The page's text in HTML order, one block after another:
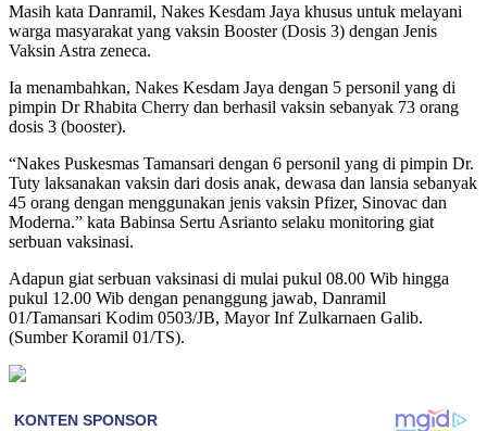
Masih kata Danramil, Nakes Kesdam Jaya khusus untuk melayani
warga masyarakat yang vaksin Booster (Dosis 3) dengan Jenis
Vaksin Astra zeneca.
Ia menambahkan, Nakes Kesdam Jaya dengan 5 personil yang di
pimpin Dr Rhabita Cherry dan berhasil vaksin sebanyak 73 orang
dosis 3 (booster).
“Nakes Puskesmas Tamansari dengan 6 personil yang di pimpin Dr.
Tuty laksanakan vaksin dari dosis anak, dewasa dan lansia sebanyak
45 orang dengan menggunakan jenis vaksin Pfizer, Sinovac dan
Moderna.” kata Babinsa Sertu Asrianto selaku monitoring giat
serbuan vaksinasi.
Adapun giat serbuan vaksinasi di mulai pukul 08.00 Wib hingga
pukul 12.00 Wib dengan penanggung jawab, Danramil
01/Tamansari Kodim 0503/JB, Mayor Inf Zulkarnaen Galib.
(Sumber Koramil 01/TS).